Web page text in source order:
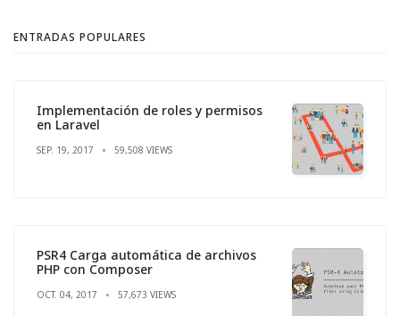
ENTRADAS POPULARES
Implementación de roles y permisos
en Laravel
SEP. 19, 2017 59,508 VIEWS
PSR4 Carga automática de archivos
PHP con Composer
OCT. 04, 2017 57,673 VIEWS